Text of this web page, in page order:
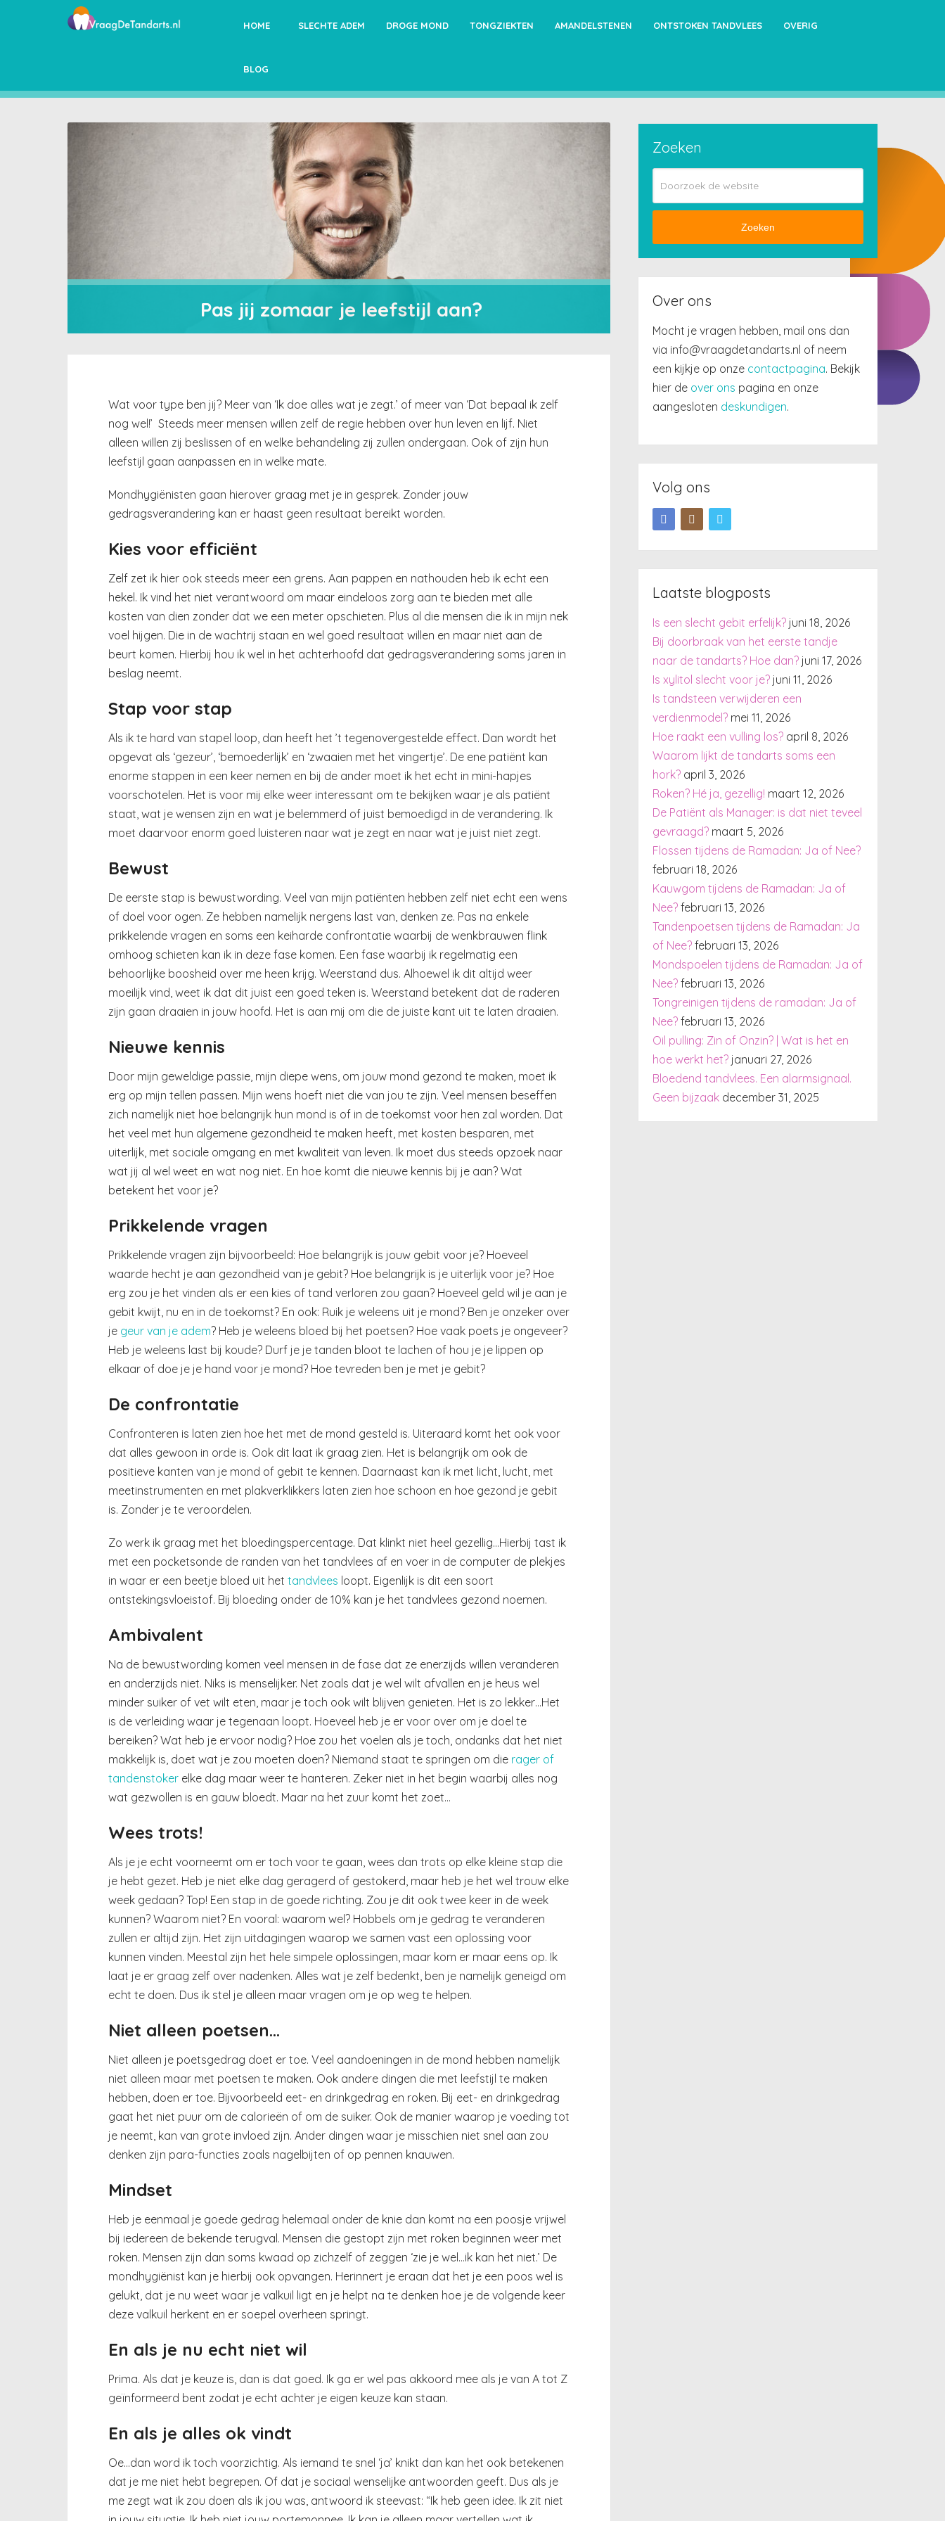
HOME SLECHTE ADEM DROGE MOND TONGZIEKTEN AMANDELSTENEN ONTSTOKEN TANDVLEES OVERIG
BLOG
Pas jij zomaar je leefstijl aan?
Wat voor type ben jij? Meer van ‘Ik doe alles wat je zegt.’ of meer van ‘Dat bepaal ik zelf
nog wel!’ Steeds meer mensen willen zelf de regie hebben over hun leven en lijf. Niet
alleen willen zij beslissen of en welke behandeling zij zullen ondergaan. Ook of zijn hun
leefstijl gaan aanpassen en in welke mate.
Mondhygiënisten gaan hierover graag met je in gesprek. Zonder jouw
gedragsverandering kan er haast geen resultaat bereikt worden.
Kies voor efficiënt
Zelf zet ik hier ook steeds meer een grens. Aan pappen en nathouden heb ik echt een
hekel. Ik vind het niet verantwoord om maar eindeloos zorg aan te bieden met alle
kosten van dien zonder dat we een meter opschieten. Plus al die mensen die ik in mijn nek
voel hijgen. Die in de wachtrij staan en wel goed resultaat willen en maar niet aan de
beurt komen. Hierbij hou ik wel in het achterhoofd dat gedragsverandering soms jaren in
beslag neemt.
Stap voor stap
Als ik te hard van stapel loop, dan heeft het ’t tegenovergestelde effect. Dan wordt het
opgevat als ‘gezeur’, ‘bemoederlijk’ en ‘zwaaien met het vingertje’. De ene patiënt kan
enorme stappen in een keer nemen en bij de ander moet ik het echt in mini-hapjes
voorschotelen. Het is voor mij elke weer interessant om te bekijken waar je als patiënt
staat, wat je wensen zijn en wat je belemmerd of juist bemoedigd in de verandering. Ik
moet daarvoor enorm goed luisteren naar wat je zegt en naar wat je juist niet zegt.
Bewust
De eerste stap is bewustwording. Veel van mijn patiënten hebben zelf niet echt een wens
of doel voor ogen. Ze hebben namelijk nergens last van, denken ze. Pas na enkele
prikkelende vragen en soms een keiharde confrontatie waarbij de wenkbrauwen flink
omhoog schieten kan ik in deze fase komen. Een fase waarbij ik regelmatig een
behoorlijke boosheid over me heen krijg. Weerstand dus. Alhoewel ik dit altijd weer
moeilijk vind, weet ik dat dit juist een goed teken is. Weerstand betekent dat de raderen
zijn gaan draaien in jouw hoofd. Het is aan mij om die de juiste kant uit te laten draaien.
Nieuwe kennis
Door mijn geweldige passie, mijn diepe wens, om jouw mond gezond te maken, moet ik
erg op mijn tellen passen. Mijn wens hoeft niet die van jou te zijn. Veel mensen beseffen
zich namelijk niet hoe belangrijk hun mond is of in de toekomst voor hen zal worden. Dat
het veel met hun algemene gezondheid te maken heeft, met kosten besparen, met
uiterlijk, met sociale omgang en met kwaliteit van leven. Ik moet dus steeds opzoek naar
wat jij al wel weet en wat nog niet. En hoe komt die nieuwe kennis bij je aan? Wat
betekent het voor je?
Prikkelende vragen
Prikkelende vragen zijn bijvoorbeeld: Hoe belangrijk is jouw gebit voor je? Hoeveel
waarde hecht je aan gezondheid van je gebit? Hoe belangrijk is je uiterlijk voor je? Hoe
erg zou je het vinden als er een kies of tand verloren zou gaan? Hoeveel geld wil je aan je
gebit kwijt, nu en in de toekomst? En ook: Ruik je weleens uit je mond? Ben je onzeker over
je geur van je adem? Heb je weleens bloed bij het poetsen? Hoe vaak poets je ongeveer?
Heb je weleens last bij koude? Durf je je tanden bloot te lachen of hou je je lippen op
elkaar of doe je je hand voor je mond? Hoe tevreden ben je met je gebit?
De confrontatie
Confronteren is laten zien hoe het met de mond gesteld is. Uiteraard komt het ook voor
dat alles gewoon in orde is. Ook dit laat ik graag zien. Het is belangrijk om ook de
positieve kanten van je mond of gebit te kennen. Daarnaast kan ik met licht, lucht, met
meetinstrumenten en met plakverklikkers laten zien hoe schoon en hoe gezond je gebit
is. Zonder je te veroordelen.
Zo werk ik graag met het bloedingspercentage. Dat klinkt niet heel gezellig…Hierbij tast ik
met een pocketsonde de randen van het tandvlees af en voer in de computer de plekjes
in waar er een beetje bloed uit het tandvlees loopt. Eigenlijk is dit een soort
ontstekingsvloeistof. Bij bloeding onder de 10% kan je het tandvlees gezond noemen.
Ambivalent
Na de bewustwording komen veel mensen in de fase dat ze enerzijds willen veranderen
en anderzijds niet. Niks is menselijker. Net zoals dat je wel wilt afvallen en je heus wel
minder suiker of vet wilt eten, maar je toch ook wilt blijven genieten. Het is zo lekker…Het
is de verleiding waar je tegenaan loopt. Hoeveel heb je er voor over om je doel te
bereiken? Wat heb je ervoor nodig? Hoe zou het voelen als je toch, ondanks dat het niet
makkelijk is, doet wat je zou moeten doen? Niemand staat te springen om die rager of
tandenstokerelke dag maar weer te hanteren. Zeker niet in het begin waarbij alles nog
wat gezwollen is en gauw bloedt. Maar na het zuur komt het zoet…
Wees trots!
Als je je echt voorneemt om er toch voor te gaan, wees dan trots op elke kleine stap die
je hebt gezet. Heb je niet elke dag geragerd of gestokerd, maar heb je het wel trouw elke
week gedaan? Top! Een stap in de goede richting. Zou je dit ook twee keer in de week
kunnen? Waarom niet? En vooral: waarom wel? Hobbels om je gedrag te veranderen
zullen er altijd zijn. Het zijn uitdagingen waarop we samen vast een oplossing voor
kunnen vinden. Meestal zijn het hele simpele oplossingen, maar kom er maar eens op. Ik
laat je er graag zelf over nadenken. Alles wat je zelf bedenkt, ben je namelijk geneigd om
echt te doen. Dus ik stel je alleen maar vragen om je op weg te helpen.
Niet alleen poetsen…
Niet alleen je poetsgedrag doet er toe. Veel aandoeningen in de mond hebben namelijk
niet alleen maar met poetsen te maken. Ook andere dingen die met leefstijl te maken
hebben, doen er toe. Bijvoorbeeld eet- en drinkgedrag en roken. Bij eet- en drinkgedrag
gaat het niet puur om de calorieën of om de suiker. Ook de manier waarop je voeding tot
je neemt, kan van grote invloed zijn. Ander dingen waar je misschien niet snel aan zou
denken zijn para-functies zoals nagelbijten of op pennen knauwen.
Mindset
Heb je eenmaal je goede gedrag helemaal onder de knie dan komt na een poosje vrijwel
bij iedereen de bekende terugval. Mensen die gestopt zijn met roken beginnen weer met
roken. Mensen zijn dan soms kwaad op zichzelf of zeggen ‘zie je wel…ik kan het niet.’ De
mondhygiënist kan je hierbij ook opvangen. Herinnert je eraan dat het je een poos wel is
gelukt, dat je nu weet waar je valkuil ligt en je helpt na te denken hoe je de volgende keer
deze valkuil herkent en er soepel overheen springt.
En als je nu echt niet wil
Prima. Als dat je keuze is, dan is dat goed. Ik ga er wel pas akkoord mee als je van A tot Z
geïnformeerd bent zodat je echt achter je eigen keuze kan staan.
En als je alles ok vindt
Oe…dan word ik toch voorzichtig. Als iemand te snel ‘ja’ knikt dan kan het ook betekenen
dat je me niet hebt begrepen. Of dat je sociaal wenselijke antwoorden geeft. Dus als je
me zegt wat ik zou doen als ik jou was, antwoord ik steevast: “Ik heb geen idee. Ik zit niet
Zoeken
Zoeken
Over ons
Mocht je vragen hebben, mail ons dan
via info@vraagdetandarts.nl of neem
een kijkje op onze contactpagina. Bekijk
hier de over ons pagina en onze
aangesloten deskundigen.
Volg ons
Laatste blogposts
Is een slecht gebit erfelijk? juni 18, 2026
Bij doorbraak van het eerste tandje
naar de tandarts? Hoe dan? juni 17, 2026
Is xylitol slecht voor je? juni 11, 2026
Is tandsteen verwijderen een
verdienmodel? mei 11, 2026
Hoe raakt een vulling los? april 8, 2026
Waarom lijkt de tandarts soms een
hork? april 3, 2026
Roken? Hé ja, gezellig! maart 12, 2026
De Patiënt als Manager: is dat niet teveel
gevraagd? maart 5, 2026
Flossen tijdens de Ramadan: Ja of Nee?
februari 18, 2026
Kauwgom tijdens de Ramadan: Ja of
Nee? februari 13, 2026
Tandenpoetsen tijdens de Ramadan: Ja
of Nee? februari 13, 2026
Mondspoelen tijdens de Ramadan: Ja of
Nee? februari 13, 2026
Tongreinigen tijdens de ramadan: Ja of
Nee? februari 13, 2026
Oil pulling: Zin of Onzin? | Wat is het en
hoe werkt het? januari 27, 2026
Bloedend tandvlees. Een alarmsignaal.
Geen bijzaak december 31, 2025